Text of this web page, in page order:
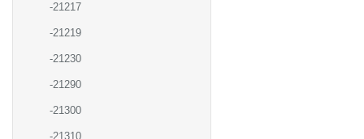
-21217
-21219
-21230
-21290
-21300
-21310